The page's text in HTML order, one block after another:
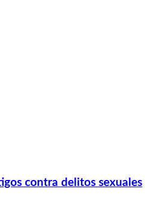
contra delitos sexuales